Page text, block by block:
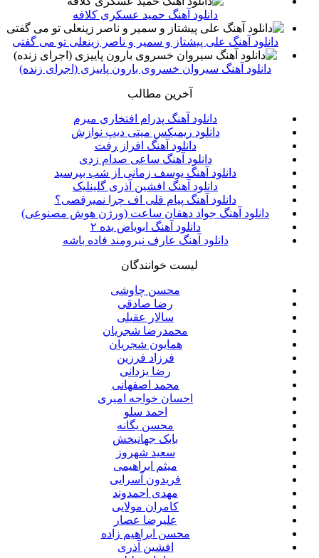
دانلود آهنگ حمید عسکری کلافه
دانلود آهنگ علی پیشتاز و سمیر و ناصر زینعلی تو می گفتی
دانلود آهنگ سیروان خسروی بارون پاییزی (اجرای زنده)
آخرین مطالب
دانلود آهنگ پدرام افتخاری میرم
دانلود ریمیکس میتی دیپ نوازش
دانلود آهنگ افراز رفت
دانلود آهنگ ساعی صدام زدی
دانلود آهنگ یوسف زمانی از شب بپرسید
دانلود آهنگ افشین آذری گلینلیک
دانلود آهنگ پیام قلی اف چرا نمیرقصی؟
دانلود آهنگ جواد دهقان ساعت (ورژن هوش مصنوعی)
دانلود آهنگ ابویاض بده ۲
دانلود آهنگ عارف نیرومند فاده باشه
لیست خوانندگان
محسن چاوشی
رضا صادقی
سالار عقیلی
محمدرضا شجریان
همایون شجریان
فرزاد فرزین
رضا یزدانی
محمد اصفهانی
احسان خواجه امیری
احمد سلو
محسن یگانه
بابک جهانبخش
سعید شهروز
میثم ابراهیمی
فریدون آسرایی
مهدی احمدوند
کامران مولایی
علیرضا عصار
محسن ابراهیم زاده
افشین آذری